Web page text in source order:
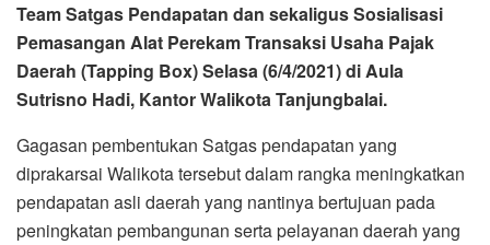
Team Satgas Pendapatan dan sekaligus Sosialisasi
Pemasangan Alat Perekam Transaksi Usaha Pajak
Daerah (Tapping Box) Selasa (6/4/2021) di Aula
Sutrisno Hadi, Kantor Walikota Tanjungbalai.
Gagasan pembentukan Satgas pendapatan yang
diprakarsai Walikota tersebut dalam rangka meningkatkan
pendapatan asli daerah yang nantinya bertujuan pada
peningkatan pembangunan serta pelayanan daerah yang